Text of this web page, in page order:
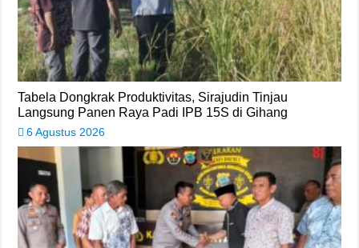
Tabela Dongkrak Produktivitas, Sirajudin Tinjau
Langsung Panen Raya Padi IPB 15S di Gihang
6 Agustus 2026